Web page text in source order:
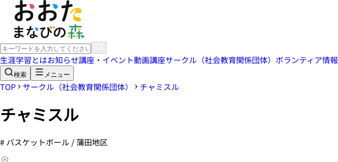
生涯学習とはお知らせ講座・イベント動画講座サークル（社会教育関係団体） ボランティア情報
検索 メニュー
TOP サークル（社会教育関係団体） チャミスル
チャミスル
# バスケットボール / 蒲田地区